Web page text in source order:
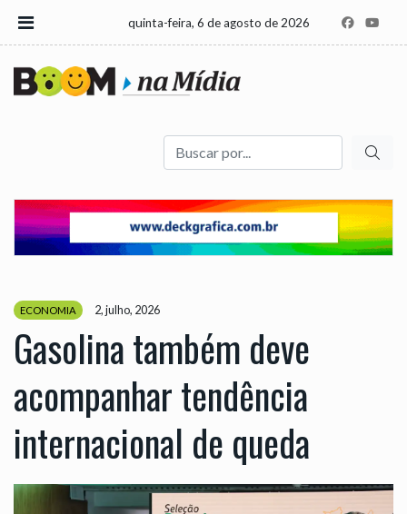
quinta-feira, 6 de agosto de 2026
Buscar
ECONOMIA 2, julho, 2026
Gasolina também deve
acompanhar tendência
internacional de queda